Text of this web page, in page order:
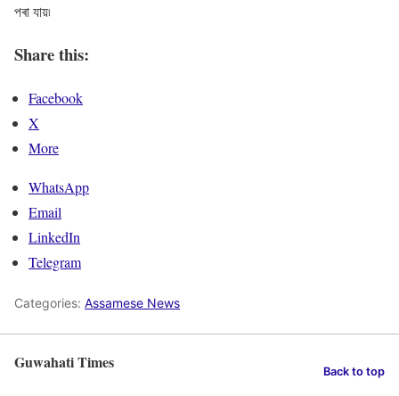
পৰা যায়৷
Share this:
Facebook
X
More
WhatsApp
Email
LinkedIn
Telegram
Categories: Assamese News
Guwahati Times Back to top